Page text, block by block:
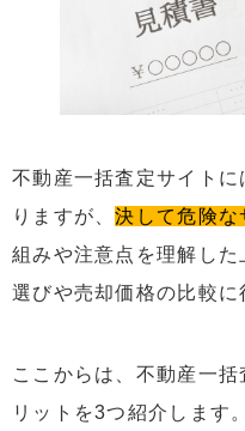
不動産一括査定サイト
りますが、決して危険な
組みや注意点を理解し
選びや売却価格の比較に
ここからは、不動産一
リットを3つ紹介します。